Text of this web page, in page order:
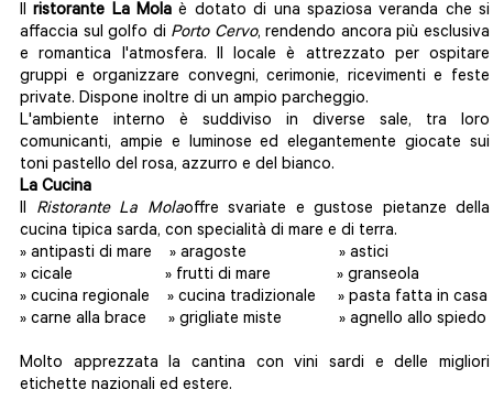
Ilristorante La Molaè dotato di una spaziosa veranda che si
affaccia sul golfo di Porto Cervo, rendendo ancora più esclusiva
e romantica l'atmosfera. Il locale è attrezzato per ospitare
gruppi e organizzare convegni, cerimonie, ricevimenti e feste
private. Dispone inoltre di un ampio parcheggio.
L'ambiente interno è suddiviso in diverse sale, tra loro
comunicanti, ampie e luminose ed elegantemente giocate sui
toni pastello del rosa, azzurro e del bianco.
La Cucina
Il Ristorante La Molaoffre svariate e gustose pietanze della
cucina tipica sarda, con specialità di mare e di terra.
» antipasti di mare » aragoste » astici
» cicale » frutti di mare » granseola
» cucina regionale » cucina tradizionale » pasta fatta in casa
» carne alla brace » grigliate miste » agnello allo spiedo
Molto apprezzata la cantina con vini sardi e delle migliori
etichette nazionali ed estere.